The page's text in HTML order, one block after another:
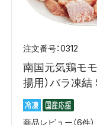
0312
南国元気鶏モ
揚用）バラ凍
商品レビュー（6件）